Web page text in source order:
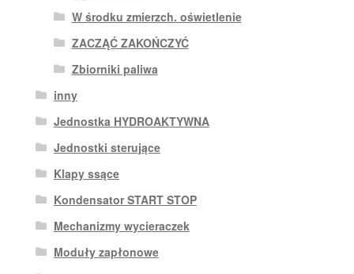
W środku zmierzch. oświetlenie
ZACZĄĆ ZAKOŃCZYĆ
Zbiorniki paliwa
inny
Jednostka HYDROAKTYWNA
Jednostki sterujące
Klapy ssące
Kondensator START STOP
Mechanizmy wycieraczek
Moduły zapłonowe